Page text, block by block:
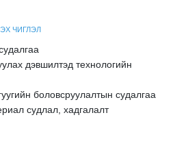
ЧИГЛЭЛ
дэвшилтэд технологийн
боловсруулалтын судалгаа
судлал, хадгалалт